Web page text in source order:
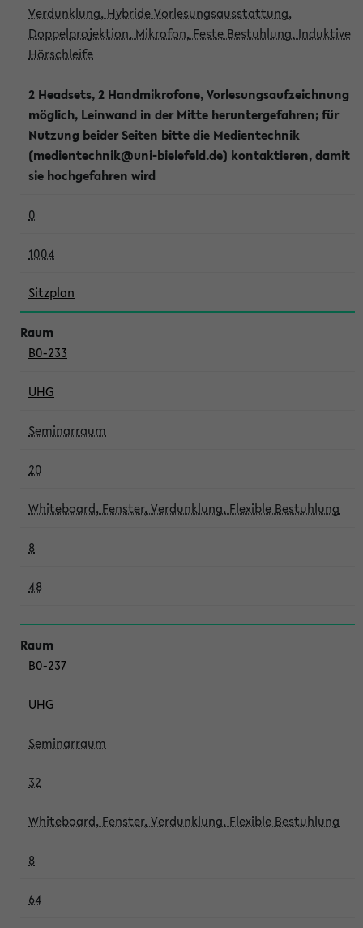
Verdunklung, Hybride Vorlesungsausstattung,
Doppelprojektion, Mikrofon, Feste Bestuhlung, Induktive
Hörschleife
2 Headsets, 2 Handmikrofone, Vorlesungsaufzeichnung
möglich, Leinwand in der Mitte heruntergefahren; für
Nutzung beider Seiten bitte die Medientechnik
(medientechnik@uni-bielefeld.de) kontaktieren, damit
sie hochgefahren wird
0
1004
Sitzplan
B0-233
UHG
Seminarraum
20
Whiteboard, Fenster, Verdunklung, Flexible Bestuhlung
8
48
B0-237
UHG
Seminarraum
32
Whiteboard, Fenster, Verdunklung, Flexible Bestuhlung
8
64